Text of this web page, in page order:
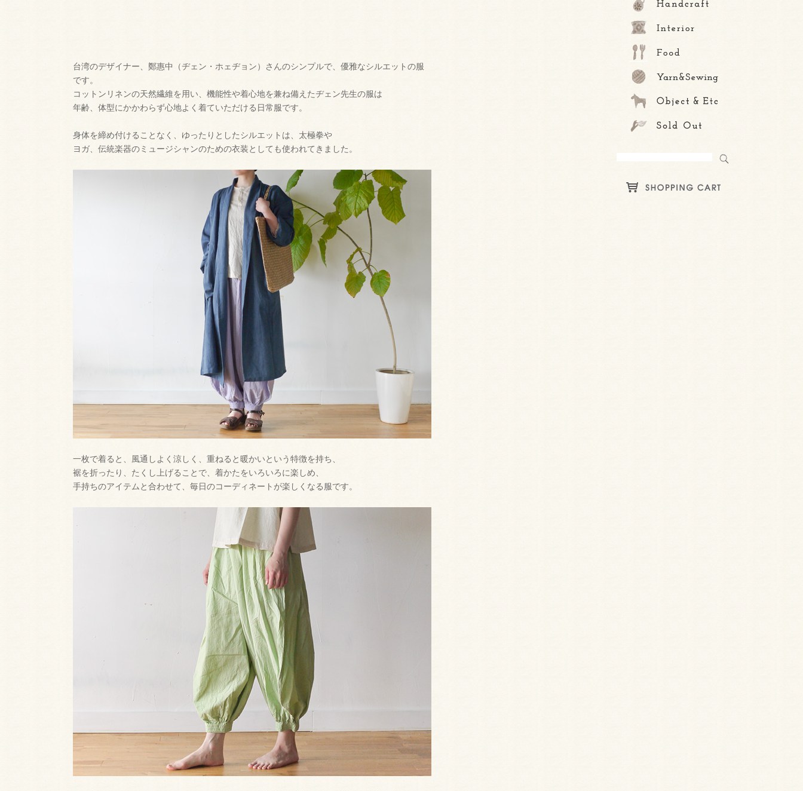
台湾のデザイナー、鄭惠中（ヂェン・ホェヂョン）さんのシンプルで、優雅なシルエットの服
です。
コットンリネンの天然繊維を用い、機能性や着心地を兼ね備えたヂェン先生の服は
年齢、体型にかかわらず心地よく着ていただける日常服です。
身体を締め付けることなく、ゆったりとしたシルエットは、太極拳や
ヨガ、伝統楽器のミュージシャンのための衣装としても使われてきました。
一枚で着ると、風通しよく涼しく、重ねると暖かいという特徴を持ち、
裾を折ったり、たくし上げることで、着かたをいろいろに楽しめ、
手持ちのアイテムと合わせて、毎日のコーディネートが楽しくなる服です。